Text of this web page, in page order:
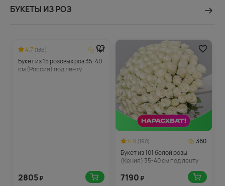
БУКЕТЫ ИЗ РОЗ
4.7 (186)
141
Букет из 15 розовых роз 35-40
см (Россия) под ленту
2805₽
4.9 (190)
360
Букет из 101 белой розы
(Кения) 35-40 см под ленту
7190 ₽